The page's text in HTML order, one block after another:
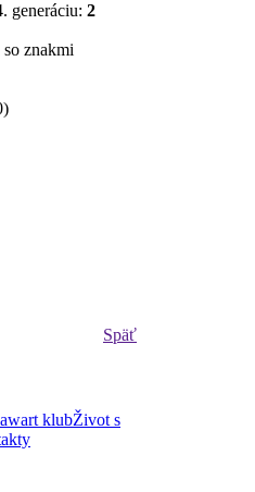
generáciu: 2
so znakmi
Späť
klubŽivot s